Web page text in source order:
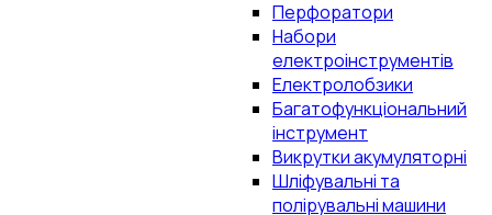
Перфоратори
Набори
електроінструментів
Електролобзики
Багатофункціональний
інструмент
Викрутки акумуляторні
Шліфувальні та
полірувальні машини